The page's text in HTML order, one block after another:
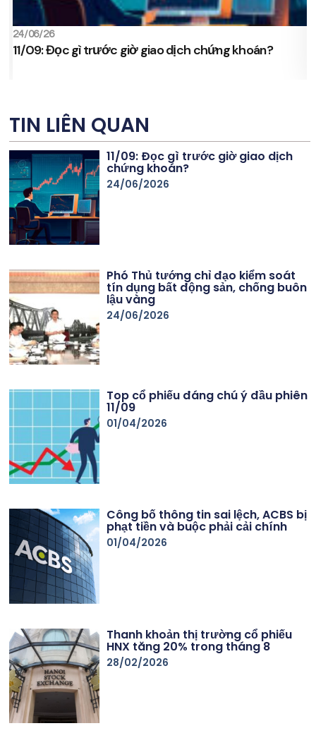
24/06/26
11/09: Đọc gì trước giờ giao dịch chứng khoán?
TIN LIÊN QUAN
11/09: Đọc gì trước giờ giao dịch
chứng khoán?
24/06/2026
Phó Thủ tướng chỉ đạo kiểm soát
tín dụng bất động sản, chống buôn
lậu vàng
24/06/2026
Top cổ phiếu đáng chú ý đầu phiên
11/09
01/04/2026
Công bố thông tin sai lệch, ACBS bị
phạt tiền và buộc phải cải chính
01/04/2026
Thanh khoản thị trường cổ phiếu
HNX tăng 20% trong tháng 8
28/02/2026